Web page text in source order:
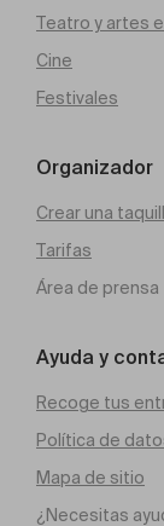
Teatro y artes
Cine
Festivales
Organizador
Crear una
Tarifas
Área de prensa
Ayuda y
Recoge tus
Política de
Mapa de sitio
¿Necesitas